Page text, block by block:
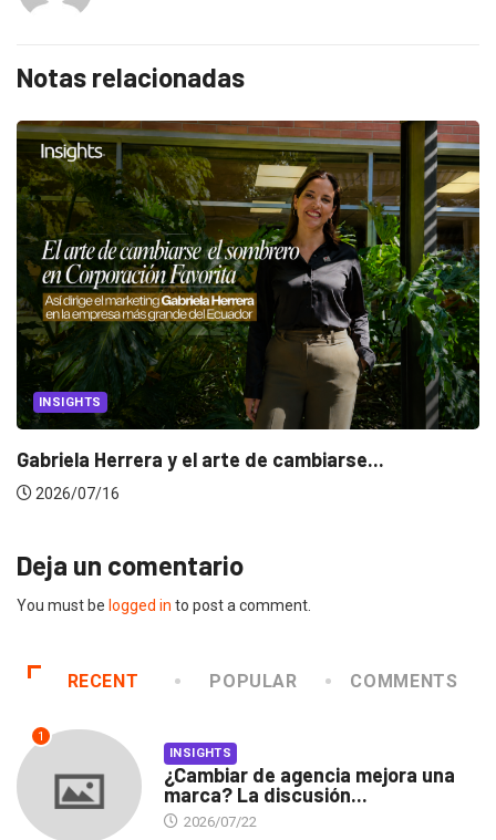
Notas relacionadas
INSIGHTS
Gabriela Herrera y el arte de cambiarse...
2026/07/16
Deja un comentario
You must be logged in to post a comment.
RECENT POPULAR COMMENTS
1
INSIGHTS
¿Cambiar de agencia mejora una
marca? La discusión...
2026/07/22